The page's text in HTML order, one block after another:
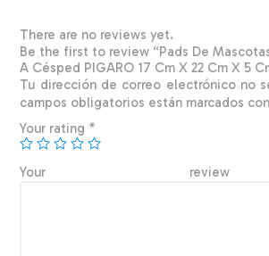
Cm
quantity
There are no reviews yet.
Be the first to review “Pads De
A Césped PIGARO 17 Cm X 22 Cm X 5
Tu dirección de correo electrónico no
campos obligatorios están marcados con
Your rating *
Your